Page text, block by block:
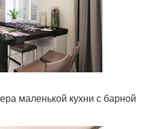
маленькой кухни с барной